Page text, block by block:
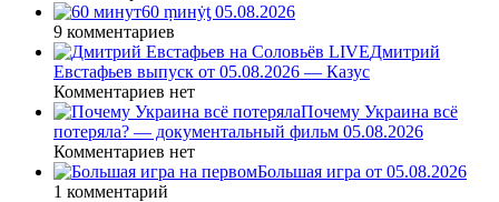
60 ṃинẏƫ 05.08.2026
9 комментариев
Дмитрий
Евстафьев выпуск от 05.08.2026 — Казус
Комментариев нет
Почему Украина всё
потеряла? — документальный фильм 05.08.2026
Комментариев нет
Большая игра от 05.08.2026
1 комментарий